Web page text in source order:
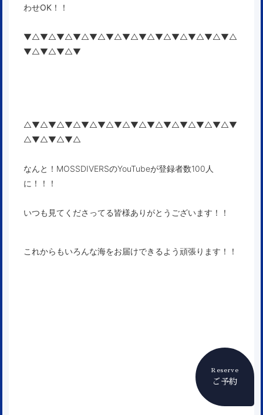
Reserve
ご予約
わせOK！！
▼△▼△▼△▼△▼△▼△▼△▼△▼△▼△▼△▼△▼△
▼△▼△▼△▼
△▼△▼△▼△▼△▼△▼△▼△▼△▼△▼△▼△▼△▼
△▼△▼△▼△
なんと！MOSSDIVERSのYouTubeが登録者数100人
に！！！
いつも見てくださってる皆様ありがとうございます！！
これからもいろんな海をお届けできるよう頑張ります！！